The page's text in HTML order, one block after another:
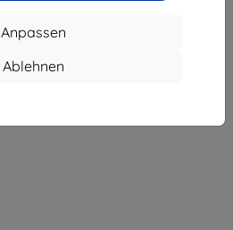
Anpassen
Ablehnen